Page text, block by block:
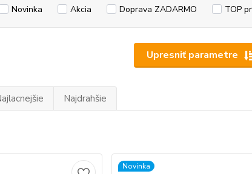
Upresniť parametre
Novinka Akcia Doprava ZADARMO TOP
Najdrahšie
Novinka